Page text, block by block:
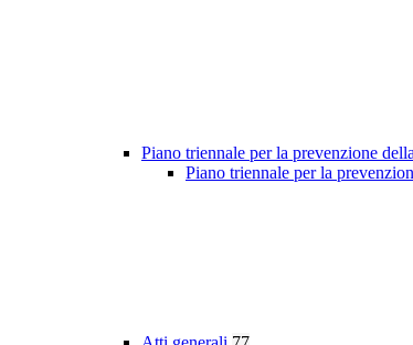
Piano triennale per la prevenzione
Piano triennale per la